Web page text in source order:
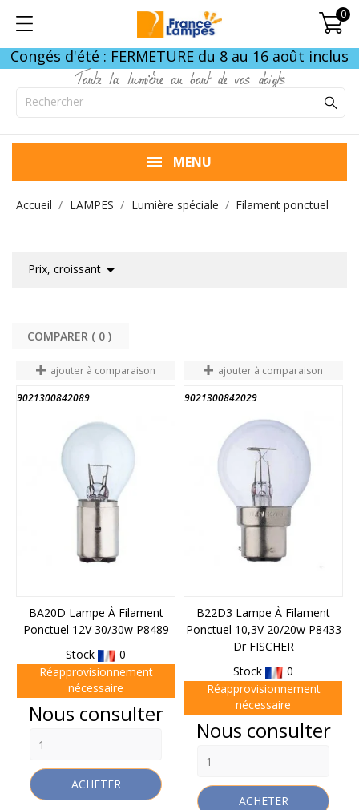
0
Congés d'été : FERMETURE du 8 au 16 août inclus
Toute la lumière au bout de vos doigts
MENU
Accueil LAMPES Lumière spéciale Filament ponctuel
Prix, croissant 
COMPARER ( 0
ajouter à comparaison
9021300842089
BA20D Lampe À Filament
Ponctuel 12V 30/30w P8489
Stock
0
Réapprovisionnement
nécessaire
Prix
Nous consulter
ACHETER
ajouter à comparaison
9021300842029
B22D3 Lampe À Filament
Ponctuel 10,3V 20/20w P8433
Dr FISCHER
Stock
0
Réapprovisionnement
nécessaire
Prix
Nous consulter
ACHETER